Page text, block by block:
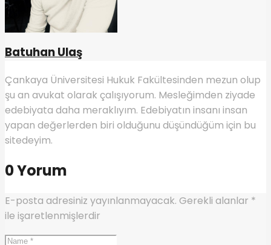
Batuhan Ulaş
Çankaya Üniversitesi Hukuk Fakültesinden mezun olup
şu an avukat olarak çalışıyorum. Mesleğimden ziyade
edebiyata daha meraklıyım. Edebiyatın insanı insan
yapan değerlerden biri olduğunu düşündüğüm için bu
sitedeyim.
0 Yorum
E-posta adresiniz yayınlanmayacak. Gerekli alanlar *
ile işaretlenmişlerdir